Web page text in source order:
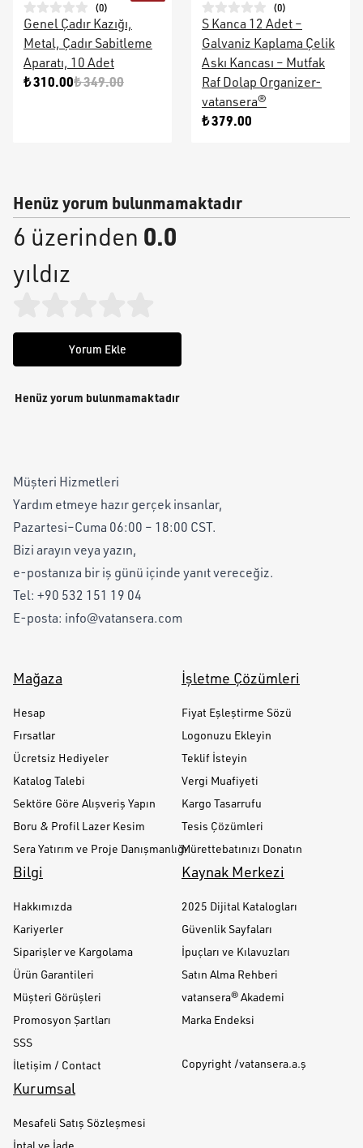
(0)
Genel Çadır Kazığı,
Metal, Çadır Sabitleme
Aparatı, 10 Adet
₺ 310.00₺ 349.00
(0)
S Kanca 12 Adet –
Galvaniz Kaplama Çelik
Askı Kancası – Mutfak
Raf Dolap Organizer-
vatansera®
₺ 379.00
Henüz yorum bulunmamaktadır
6 üzerinden 0.0
yıldız
Yorum Ekle
Henüz yorum bulunmamaktadır
Müşteri Hizmetleri
Yardım etmeye hazır gerçek insanlar,
Pazartesi–Cuma 06:00 – 18:00 CST.
Bizi arayın veya yazın,
e-postanıza bir iş günü içinde yanıt vereceğiz.
Tel: +90 532 151 19 04
E-posta: info@vatansera.com
Mağaza
Hesap
Fırsatlar
Ücretsiz Hediyeler
Katalog Talebi
Sektöre Göre Alışveriş Yapın
Boru & Profil Lazer Kesim
Sera Yatırım ve Proje Danışmanlığı
İşletme Çözümleri
Fiyat Eşleştirme Sözü
Logonuzu Ekleyin
Teklif İsteyin
Vergi Muafiyeti
Kargo Tasarrufu
Tesis Çözümleri
Mürettebatınızı Donatın
Bilgi
Hakkımızda
Kariyerler
Siparişler ve Kargolama
Ürün Garantileri
Müşteri Görüşleri
Promosyon Şartları
SSS
İletişim / Contact
Kaynak Merkezi
2025 Dijital Katalogları
Güvenlik Sayfaları
İpuçları ve Kılavuzları
Satın Alma Rehberi
vatansera® Akademi
Marka Endeksi
Copyright /vatansera.a.ş
Kurumsal
Mesafeli Satış Sözleşmesi
İptal ve İade